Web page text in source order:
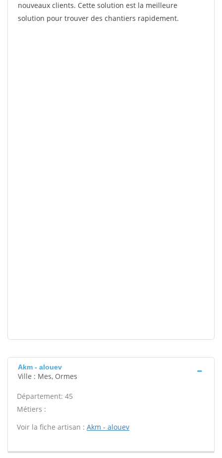
nouveaux clients. Cette solution est la meilleure
solution pour trouver des chantiers rapidement.
Akm - alouev
Ville : Mes, Ormes
Département: 45
Métiers :
Voir la fiche artisan : Akm - alouev